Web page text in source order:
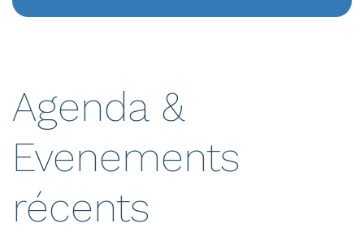
Agenda &
Evenements
récents